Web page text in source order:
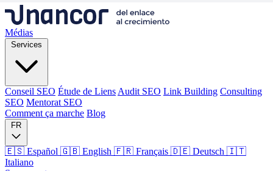
Médias
Services
Conseil SEO Étude de Liens Audit SEO Link Building Consulting
SEO Mentorat SEO
Comment ça marche Blog
FR
🇪🇸 Español 🇬🇧 English 🇫🇷 Français 🇩🇪 Deutsch 🇮🇹
Italiano